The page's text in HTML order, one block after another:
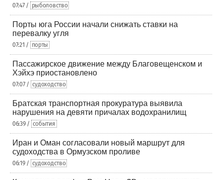
07:47 / рыболовство
Порты юга России начали снижать ставки на
перевалку угля
07:21 / порты
Пассажирское движение между Благовещенском и
Хэйхэ приостановлено
07:07 / судоходство
Братская транспортная прокуратура выявила
нарушения на девяти причалах водохранилищ
06:39 / события
Иран и Оман согласовали новый маршрут для
судоходства в Ормузском проливе
06:19 / судоходство